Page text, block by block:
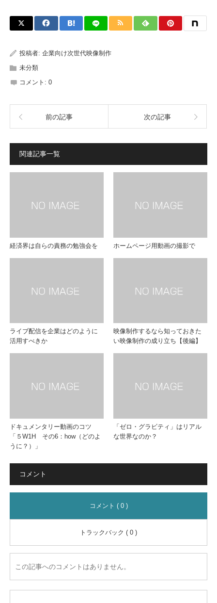
投稿者: 企業向け次世代映像制作
未分類
コメント: 0
前の記事 次の記事
関連記事一覧
経済界は自らの責務の勉強会を ホームページ用動画の撮影で
ライブ配信を企業はどのように
活用すべきか
映像制作するなら知っておきた
い映像制作の成り立ち【後編】
ドキュメンタリー動画のコツ
「５W1H その6：how（どのよ
うに？）」
「ゼロ・グラビティ」はリアル
な世界なのか？
コメント
コメント ( 0 )
トラックバック ( 0 )
この記事へのコメントはありません。